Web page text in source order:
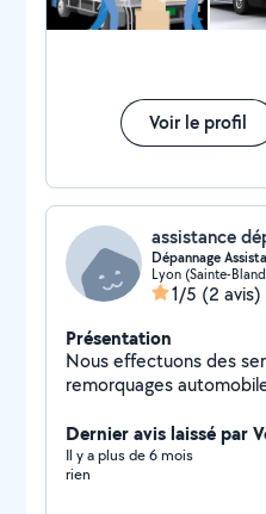
Voir le profil
Dépannage
Lyon (Sainte-
1/5 (2 avis)
Présentation
Nous effectuons des
remorquages
Redémarrage votre véhicule suite
batterie ou un survoltage . Remplacement de roue
secours . Panne moteur ! Diagnostic . Transport de
Dernier avis laissé par
Il y a plus de 6 mois
rien